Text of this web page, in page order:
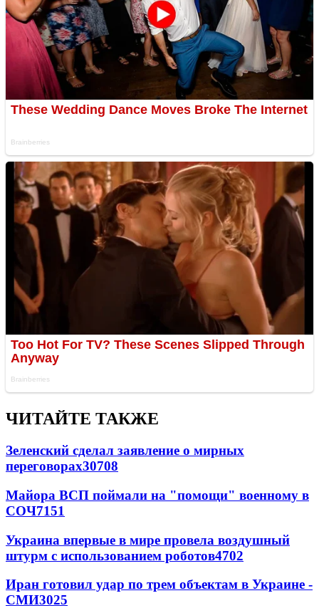
ЧИТАЙТЕ ТАКЖЕ
Зеленский сделал заявление о мирных
переговорах30708
Майора ВСП поймали на "помощи" военному в
СОЧ7151
Украина впервые в мире провела воздушный
штурм с использованием роботов4702
Иран готовил удар по трем объектам в Украине -
СМИ3025